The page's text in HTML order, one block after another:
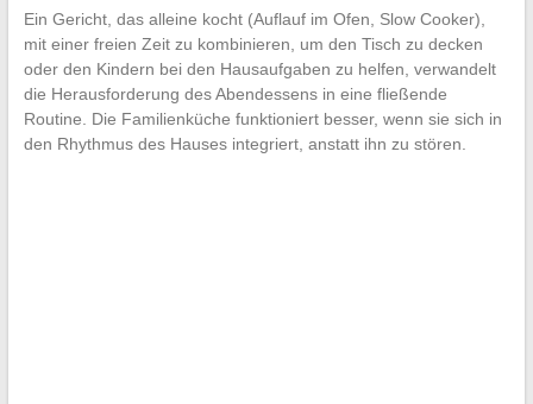
Ein Gericht, das alleine kocht (Auflauf im Ofen, Slow Cooker),
mit einer freien Zeit zu kombinieren, um den Tisch zu decken
oder den Kindern bei den Hausaufgaben zu helfen, verwandelt
die Herausforderung des Abendessens in eine fließende
Routine. Die Familienküche funktioniert besser, wenn sie sich in
den Rhythmus des Hauses integriert, anstatt ihn zu stören.